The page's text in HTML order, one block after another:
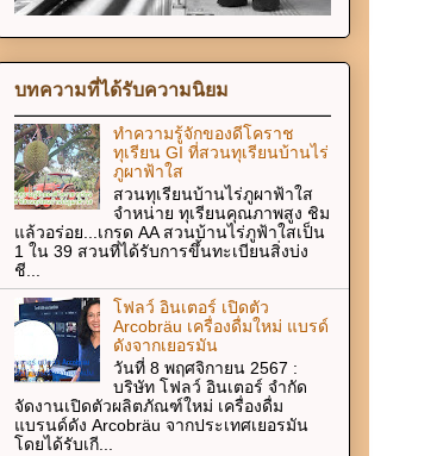
บทความที่ได้รับความนิยม
ทำความรู้จักของดีโคราช
ทุเรียน GI ที่สวนทุเรียนบ้านไร่
ภูผาฟ้าใส
สวนทุเรียนบ้านไร่ภูผาฟ้าใส
จำหน่าย ทุเรียนคุณภาพสูง ชิม
แล้วอร่อย...เกรด AA สวนบ้านไร่ภูฟ้าใสเป็น
1 ใน 39 สวนที่ได้รับการขึ้นทะเบียนสิ่งบ่ง
ชี...
โฟลว์ อินเตอร์ เปิดตัว
Arcobräu เครื่องดื่มใหม่ แบรด์
ดังจากเยอรมัน
วันที่ 8 พฤศจิกายน 2567 :
บริษัท โฟลว์ อินเตอร์ จำกัด
จัดงานเปิดตัวผลิตภัณฑ์ใหม่ เครื่องดื่ม
แบรนด์ดัง Arcobräu จากประเทศเยอรมัน
โดยได้รับเกี...